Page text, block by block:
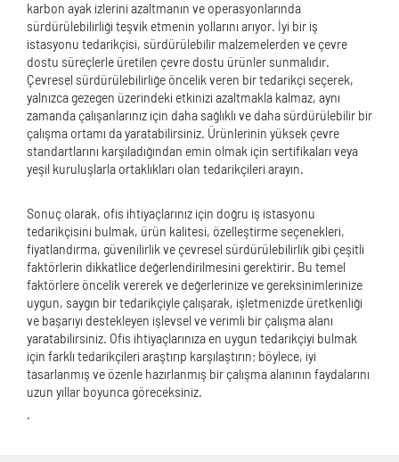
karbon ayak izlerini azaltmanın ve operasyonlarında
sürdürülebilirliği teşvik etmenin yollarını arıyor. İyi bir iş
istasyonu tedarikçisi, sürdürülebilir malzemelerden ve çevre
dostu süreçlerle üretilen çevre dostu ürünler sunmalıdır.
Çevresel sürdürülebilirliğe öncelik veren bir tedarikçi seçerek,
yalnızca gezegen üzerindeki etkinizi azaltmakla kalmaz, aynı
zamanda çalışanlarınız için daha sağlıklı ve daha sürdürülebilir bir
çalışma ortamı da yaratabilirsiniz. Ürünlerinin yüksek çevre
standartlarını karşıladığından emin olmak için sertifikaları veya
yeşil kuruluşlarla ortaklıkları olan tedarikçileri arayın.
Sonuç olarak, ofis ihtiyaçlarınız için doğru iş istasyonu
tedarikçisini bulmak, ürün kalitesi, özelleştirme seçenekleri,
fiyatlandırma, güvenilirlik ve çevresel sürdürülebilirlik gibi çeşitli
faktörlerin dikkatlice değerlendirilmesini gerektirir. Bu temel
faktörlere öncelik vererek ve değerlerinize ve gereksinimlerinize
uygun, saygın bir tedarikçiyle çalışarak, işletmenizde üretkenliği
ve başarıyı destekleyen işlevsel ve verimli bir çalışma alanı
yaratabilirsiniz. Ofis ihtiyaçlarınıza en uygun tedarikçiyi bulmak
için farklı tedarikçileri araştırıp karşılaştırın; böylece, iyi
tasarlanmış ve özenle hazırlanmış bir çalışma alanının faydalarını
uzun yıllar boyunca göreceksiniz.
.